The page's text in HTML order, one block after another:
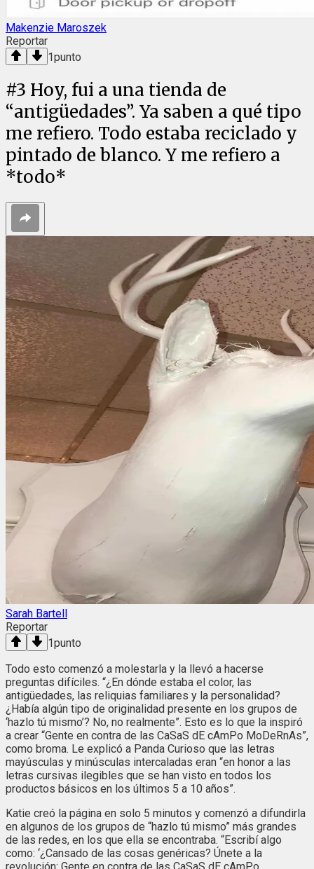
Makenzie Maroszek
Reportar
1punto
#3 Hoy, fui a una tienda de
“antigüedades”. Ya saben a qué tipo
me refiero. Todo estaba reciclado y
pintado de blanco. Y me refiero a
*todo*
Sarah Bartell
Reportar
1punto
Todo esto comenzó a molestarla y la llevó a hacerse
preguntas difíciles. “¿En dónde estaba el color, las
antigüedades, las reliquias familiares y la personalidad?
¿Había algún tipo de originalidad presente en los grupos de
‘hazlo tú mismo’? No, no realmente”. Esto es lo que la inspiró
a crear “Gente en contra de las CaSaS dE cAmPo MoDeRnAs”,
como broma. Le explicó a Panda Curioso que las letras
mayúsculas y minúsculas intercaladas eran “en honor a las
letras cursivas ilegibles que se han visto en todos los
productos básicos en los últimos 5 a 10 años”.
Katie creó la página en solo 5 minutos y comenzó a difundirla
en algunos de los grupos de “hazlo tú mismo” más grandes
de las redes, en los que ella se encontraba. “Escribí algo
como: ‘¿Cansado de las cosas genéricas? Únete a la